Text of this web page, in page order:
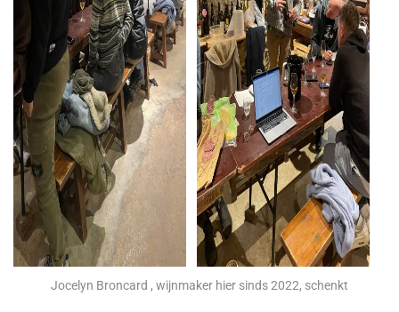
Jocelyn Broncard , wijnmaker hier sinds 2022, schenkt